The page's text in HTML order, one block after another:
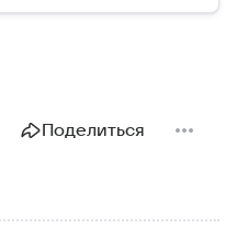
Поделиться